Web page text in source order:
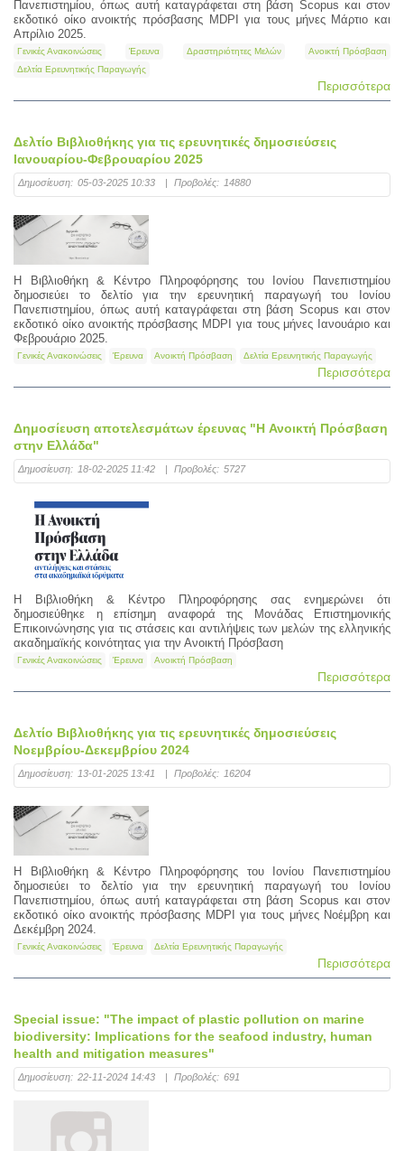
Πανεπιστημίου, όπως αυτή καταγράφεται στη βάση Scopus και στον
εκδοτικό οίκο ανοικτής πρόσβασης MDPI για τους μήνες Μάρτιο και
Απρίλιο 2025.
Γενικές Ανακοινώσεις Έρευνα Δραστηριότητες Μελών
Ανοικτή Πρόσβαση
Δελτία Ερευνητικής Παραγωγής
Περισσότερα
Δελτίο Βιβλιοθήκης για τις ερευνητικές δημοσιεύσεις
Ιανουαρίου-Φεβρουαρίου 2025
Δημοσίευση: 05-03-2025 10:33 | Προβολές: 14880
Η Βιβλιοθήκη & Κέντρο Πληροφόρησης του Ιονίου Πανεπιστημίου
δημοσιεύει το δελτίο για την ερευνητική παραγωγή του Ιονίου
Πανεπιστημίου, όπως αυτή καταγράφεται στη βάση Scopus και στον
εκδοτικό οίκο ανοικτής πρόσβασης MDPI για τους μήνες Ιανουάριο και
Φεβρουάριο 2025.
Γενικές Ανακοινώσεις Έρευνα Ανοικτή Πρόσβαση Δελτία Ερευνητικής Παραγωγής
Περισσότερα
Δημοσίευση αποτελεσμάτων έρευνας "H Ανοικτή Πρόσβαση
στην Ελλάδα"
Δημοσίευση: 18-02-2025 11:42 | Προβολές: 5727
Η Βιβλιοθήκη & Κέντρο Πληροφόρησης σας ενημερώνει ότι
δημοσιεύθηκε η επίσημη αναφορά της Μονάδας Επιστημονικής
Επικοινώνησης για τις στάσεις και αντιλήψεις των μελών της ελληνικής
ακαδημαϊκής κοινότητας για την Ανοικτή Πρόσβαση
Γενικές Ανακοινώσεις Έρευνα Ανοικτή Πρόσβαση
Περισσότερα
Δελτίο Βιβλιοθήκης για τις ερευνητικές δημοσιεύσεις
Νοεμβρίου-Δεκεμβρίου 2024
Δημοσίευση: 13-01-2025 13:41 | Προβολές: 16204
Η Βιβλιοθήκη & Κέντρο Πληροφόρησης του Ιονίου Πανεπιστημίου
δημοσιεύει το δελτίο για την ερευνητική παραγωγή του Ιονίου
Πανεπιστημίου, όπως αυτή καταγράφεται στη βάση Scopus και στον
εκδοτικό οίκο ανοικτής πρόσβασης MDPI για τους μήνες Νοέμβρη και
Δεκέμβρη 2024.
Γενικές Ανακοινώσεις Έρευνα Δελτία Ερευνητικής Παραγωγής
Περισσότερα
Special issue: "The impact of plastic pollution on marine
biodiversity: Implications for the seafood industry, human
health and mitigation measures"
Δημοσίευση: 22-11-2024 14:43 Προβολές: 691